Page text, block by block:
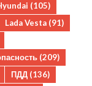
(105)
Lada Vesta (91)
(209)
ПДД (136)